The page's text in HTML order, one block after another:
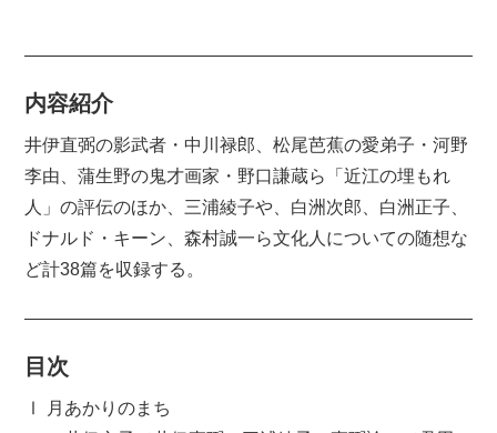
内容紹介
井伊直弼の影武者・中川禄郎、松尾芭蕉の愛弟子・河野
李由、蒲生野の鬼才画家・野口謙蔵ら「近江の埋もれ
人」の評伝のほか、三浦綾子や、白洲次郎、白洲正子、
ドナルド・キーン、森村誠一ら文化人についての随想な
ど計38篇を収録する。
目次
Ⅰ 月あかりのまち